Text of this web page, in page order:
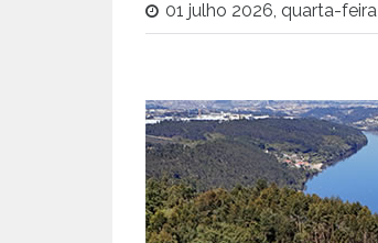
01 julho 2026, quarta-feira